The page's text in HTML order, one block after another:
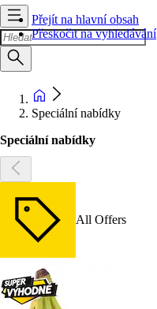
Přejít na hlavní obsah
Přeskočit na vyhledávání
Speciální nabídky
Speciální nabídky
All Offers